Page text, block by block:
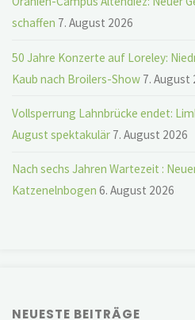
schaffen 7. August 2026
50 Jahre Konzerte auf Loreley:
Kaub nach Broilers-Show 7. August
Vollsperrung Lahnbrücke endet:
August spektakulär 7. August 2026
Nach sechs Jahren Wartezeit :
Katzenelnbogen 6. August 2026
NEUESTE BEITRÄGE